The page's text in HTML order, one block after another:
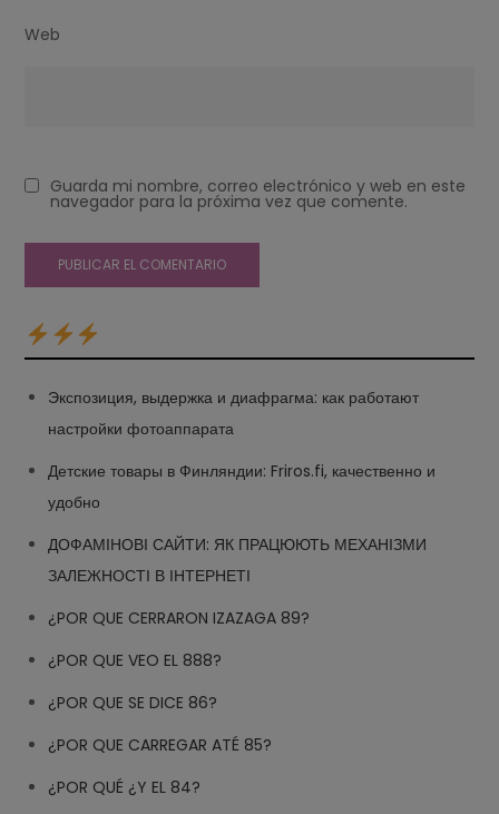
Web
Guarda mi nombre, correo electrónico y web en este
navegador para la próxima vez que comente.
Экспозиция, выдержка и диафрагма: как работают
настройки фотоаппарата
Детские товары в Финляндии: Friros.fi, качественно и
удобно
ДОФАМІНОВІ САЙТИ: ЯК ПРАЦЮЮТЬ МЕХАНІЗМИ
ЗАЛЕЖНОСТІ В ІНТЕРНЕТІ
¿POR QUE CERRARON IZAZAGA 89?
¿POR QUE VEO EL 888?
¿POR QUE SE DICE 86?
¿POR QUE CARREGAR ATÉ 85?
¿POR QUÉ ¿Y EL 84?